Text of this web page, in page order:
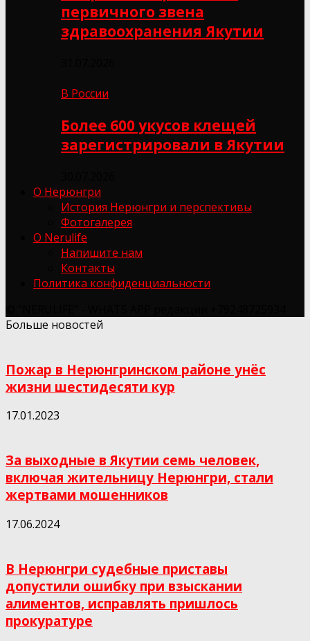
первичного звена
здравоохранения Якутии
В России
Более 600 укусов клещей
зарегистрировали в Якутии
О Нерюнгри
История Нерюнгри и перспективы
Фотогалерея
О Nerulife
Напишите нам
Контакты
Политика конфиденциальности
Больше новостей
Пожар в Нерюнгринском районе унёс
жизни шестидесяти кур
17.01.2023
За выходные в Якутии семь человек,
включая жительницу Нерюнгри, стали
жертвами мошенников
17.06.2024
В Нерюнгри судебные приставы
допустили ошибку при взыскании
алиментов, исправлять пришлось
прокуратуре